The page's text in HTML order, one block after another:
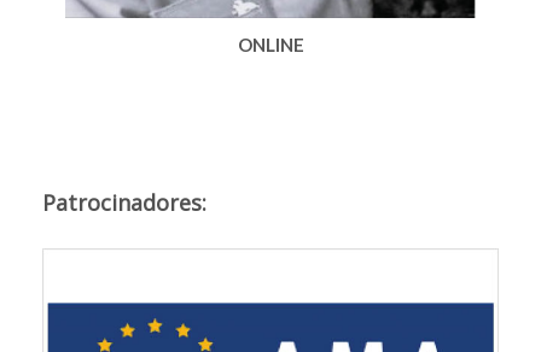
ONLINE
Patrocinadores: